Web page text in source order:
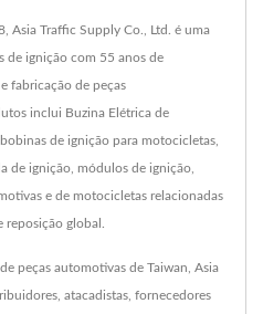
Asia Traffic Supply Co., Ltd. é uma
de ignição com 55 anos de
fabricação de peças
inclui Buzina Elétrica de
de ignição para motocicletas,
de ignição, módulos de ignição,
e de motocicletas relacionadas
global.
peças automotivas de Taiwan, Asia
atacadistas, fornecedores